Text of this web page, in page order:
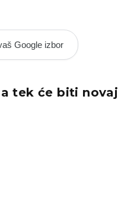
Google izbor
tek će biti